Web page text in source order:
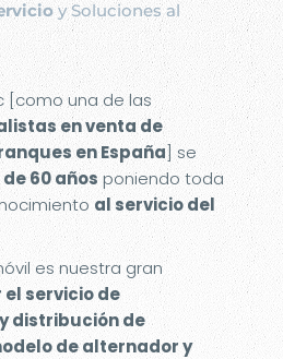
y Soluciones al
[como una de las
en venta de
en España] se
60 años poniendo toda
al servicio del
es nuestra gran
servicio de
distribución de
de alternador y